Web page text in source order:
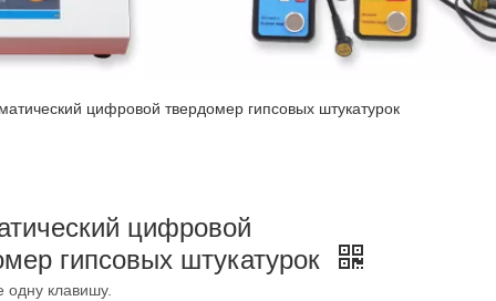
цифровой твердомер гипсовых штукатурок
цифровой
гипсовых штукатурок
одну клавишу.